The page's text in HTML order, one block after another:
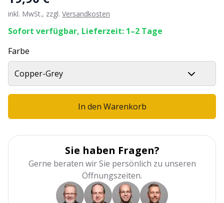
inkl. MwSt., zzgl. Versandkosten
Sofort verfügbar, Lieferzeit: 1–2 Tage
Farbe
Copper-Grey
In den Warenkorb
Sie haben Fragen?
Gerne beraten wir Sie persönlich zu unseren
Öffnungszeiten.